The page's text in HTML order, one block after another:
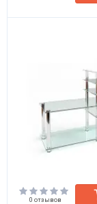
0 отзывов